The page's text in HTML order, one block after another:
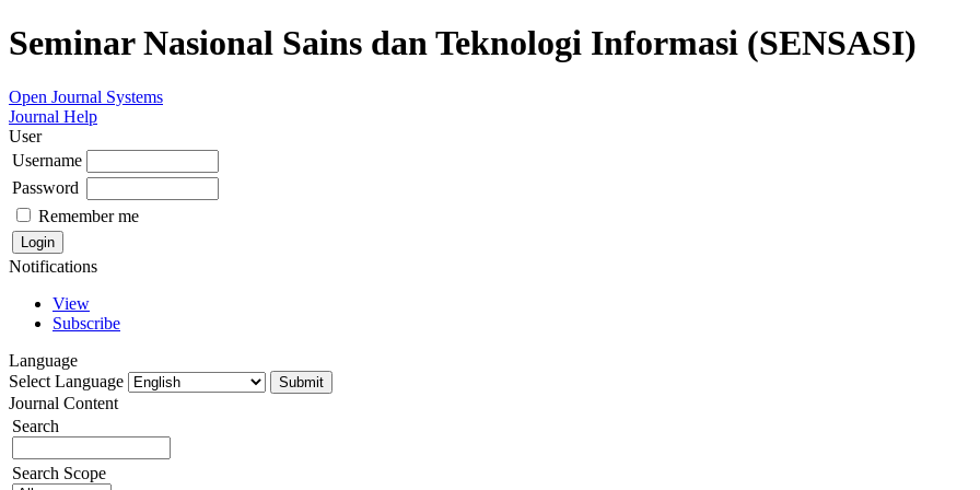
Seminar Nasional Sains dan Teknologi Informasi (SENSASI)
Open Journal Systems
Journal Help
User
Username
Password
Remember me
Notifications
View
Subscribe
Language
Select Language
Journal Content
Search
Search Scope